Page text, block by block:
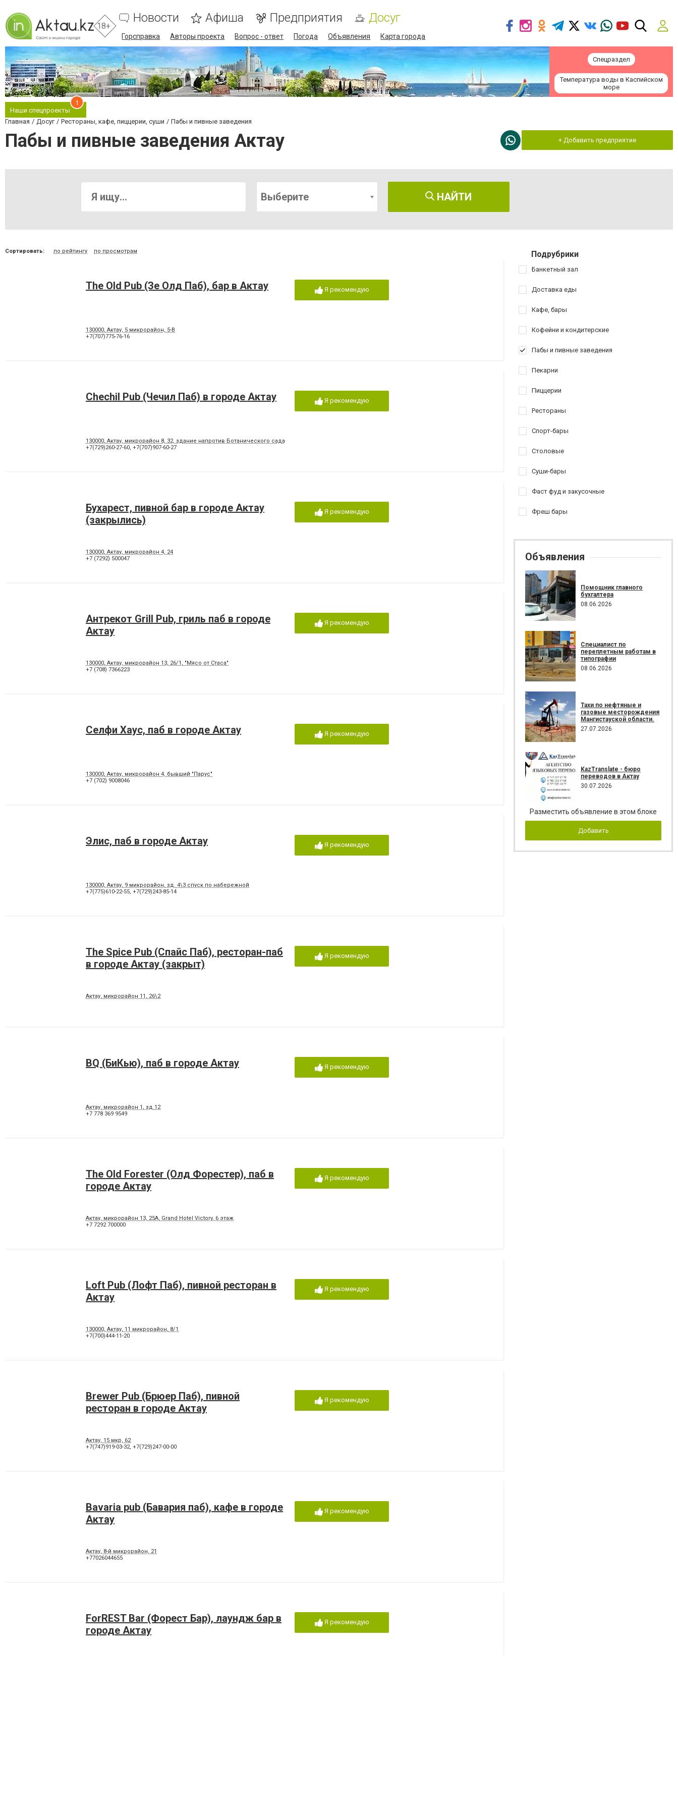
18+
Новости Афиша Предприятия Досуг
Горсправка Авторы проекта Вопрос - ответ Погода Объявления Карта города
Спецраздел
Температура воды в Каспийском
море
Наши спецпроекты
1
Главная Досуг Рестораны, кафе, пиццерии, суши Пабы и пивные заведения
Пабы и пивные заведения Актау + Добавить предприятие
Выберите НАЙТИ
Сортировать: по рейтингу по просмотрам
The Old Pub (Зе Олд Паб), бар в Актау
130000, Актау, 5 микрорайон, 5-В
+7(707)775-76-16
Я рекомендую
Chechil Pub (Чечил Паб) в городе Актау
130000, Актау, микрорайон 8, 32, здание напротив Ботанического сада
+7(729)260-27-60, +7(707)907-60-27
Я рекомендую
Бухарест, пивной бар в городе Актау
(закрылись)
130000, Актау, микрорайон 4, 24
+7 (7292) 500047
Я рекомендую
Антрекот Grill Pub, гриль паб в городе
Актау
130000, Актау, микрорайон 13, 26/1, "Мясо от Стаса"
+7 (708) 7366223
Я рекомендую
Селфи Хаус, паб в городе Актау
130000, Актау, микрорайон 4, бывший "Парус"
+7 (702) 9008046
Я рекомендую
Элис, паб в городе Актау
130000, Актау, 9 микрорайон, зд. 4\3 спуск по набережной
+7(775)610-22-55, +7(729)243-85-14
Я рекомендую
The Spice Pub (Спайс Паб), ресторан-паб
в городе Актау (закрыт)
Актау, микрорайон 11, 26\2
Я рекомендую
BQ (БиКью), паб в городе Актау
Актау, микрорайон 1, зд.12
+7 778 369 9549
Я рекомендую
The Old Forester (Олд Форестер), паб в
городе Актау
Актау, микрорайон 13, 25А, Grand Hotel Victory, 6 этаж
+7 7292 700000
Я рекомендую
Loft Pub (Лофт Паб), пивной ресторан в
Актау
130000, Актау, 11 микрорайон, 8/1
+7(700)444-11-20
Я рекомендую
Brewer Pub (Брюер Паб), пивной
ресторан в городе Актау
Актау, 15 мкр, 62
+7(747)919-03-32, +7(729)247-00-00
Я рекомендую
Bavaria pub (Бавария паб), кафе в городе
Актау
Актау, 8-й микрорайон, 21
+77026044655
Я рекомендую
ForREST Bar (Форест Бар), лаундж бар в
городе Актау
Я рекомендую
Подрубрики
Банкетный зал
Доставка еды
Кафе, бары
Кофейни и кондитерские
Пабы и пивные заведения
Пекарни
Пиццерии
Рестораны
Спорт-бары
Столовые
Суши-бары
Фаст фуд и закусочные
Фреш бары
Объявления
Помощник главного
бухгалтера
08.06.2026
Специалист по
переплетным работам в
типографии
08.06.2026
Тахи по нефтяные и
газовые месторождения
Мангистауской области.
27.07.2026
KazTranslate - бюро
переводов в Актау
30.07.2026
Разместить объявление в этом блоке
Добавить